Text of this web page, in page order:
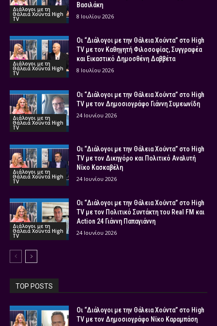
Διάλογοι με τη
Θάλεια Χούντα High
TV
Βασιλάκη
8 Ιουλίου 2026
Διάλογοι με τη
Θάλεια Χούντα High
TV
Οι “Διάλογοι με την Θάλεια Χούντα” στο High
TV με τον Καθηγητή Φιλοσοφίας, Συγγραφέα
και Εικαστικό Δημοσθένη Δαββέτα
8 Ιουλίου 2026
Διάλογοι με τη
Θάλεια Χούντα High
TV
Οι “Διάλογοι με την Θάλεια Χούντα” στο High
TV με τον Δημοσιογράφο Γιάννη Συμεωνίδη
24 Ιουνίου 2026
Διάλογοι με τη
Θάλεια Χούντα High
TV
Οι “Διάλογοι με την Θάλεια Χούντα” στο High
TV με τον Δικηγόρο και Πολιτικό Αναλυτή
Νίκο Κασκαβέλη
24 Ιουνίου 2026
Διάλογοι με τη
Θάλεια Χούντα High
TV
Οι “Διάλογοι με την Θάλεια Χούντα” στο High
TV με τον Πολιτικό Συντάκτη του Real FM και
Action 24 Γιάννη Παπαγιάννη
24 Ιουνίου 2026
TOP POSTS
Οι “Διάλογοι με την Θάλεια Χούντα” στο High
TV με τον Δημοσιογράφο Νίκο Καραμπάση